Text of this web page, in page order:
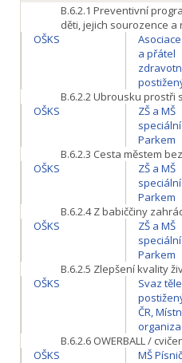
B.6.2.1 Preventivní
děti, jejich sourozence a
OŠKS
a přátel
B.6.2.2Ubrousku prostři
OŠKS
ZŠ a MŠ
Parkem
B.6.2.3 Cesta městem
OŠKS
ZŠ a MŠ
Parkem
B.6.2.4Z babiččiny
OŠKS
ZŠ a MŠ
Parkem
B.6.2.5 Zlepšení kvality
OŠKS
Svaz
ČR,
B.6.2.6 OWERBALL /
OŠKS
MŠ